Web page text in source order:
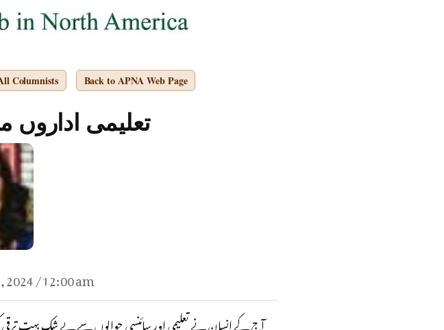
Columnists Back to APNA Web Page
تعلیمی
/ 12:00 am
آج کے انسان نے تعلیمی اور سائنسی حوالوں سے بے شک بہت ترقی